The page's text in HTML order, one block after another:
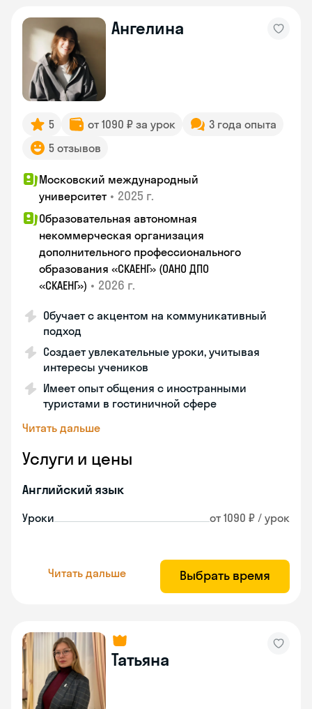
Ангелина
5 от 1090 ₽ за урок
3 года опыта
5 отзывов
Московский международный
университет • 2025 г.
Образовательная автономная
некоммерческая организация
дополнительного профессионального
образования «СКАЕНГ» (ОАНО ДПО
«СКАЕНГ») • 2026 г.
Обучает с акцентом на коммуникативный
подход
Создает увлекательные уроки, учитывая
интересы учеников
Имеет опыт общения с иностранными
туристами в гостиничной сфере
Читать дальше
Услуги и цены
Английский язык
Уроки от 1090 ₽ / урок
Читать дальше Выбрать время
Татьяна